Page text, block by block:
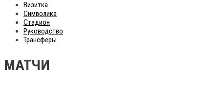
Визитка
Символика
Стадион
Руководство
Трансферы
МАТЧИ